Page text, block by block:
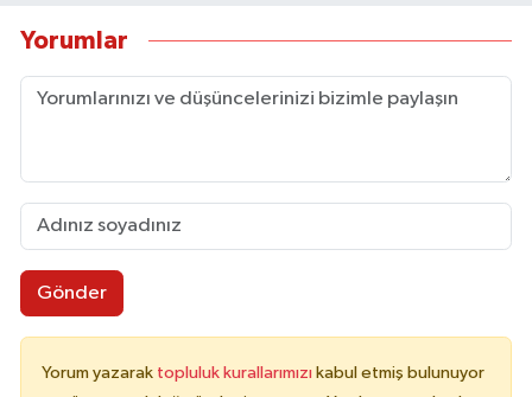
Yorumlar
Gönder
Yorum yazarak topluluk kurallarımızı kabul etmiş bulunuyor